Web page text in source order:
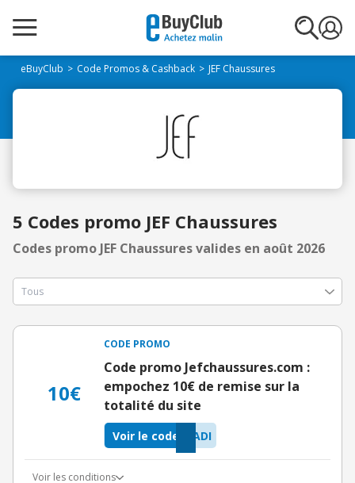
eBuyClub Code Promos & Cashback JEF Chaussures
5 Codes promo JEF Chaussures
Codes promo JEF Chaussures valides en août 2026
10€
CODE PROMO
Code promo Jefchaussures.com :
empochez 10€ de remise sur la
totalité du site
ADI
Voir le code
Voir les conditions